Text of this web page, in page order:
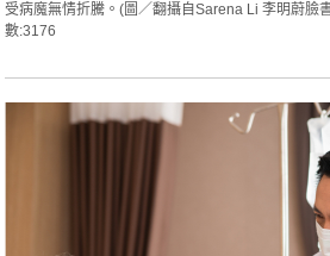
受病魔無情折騰。(圖／翻攝自Sarena Li 李明蔚臉
數:3176